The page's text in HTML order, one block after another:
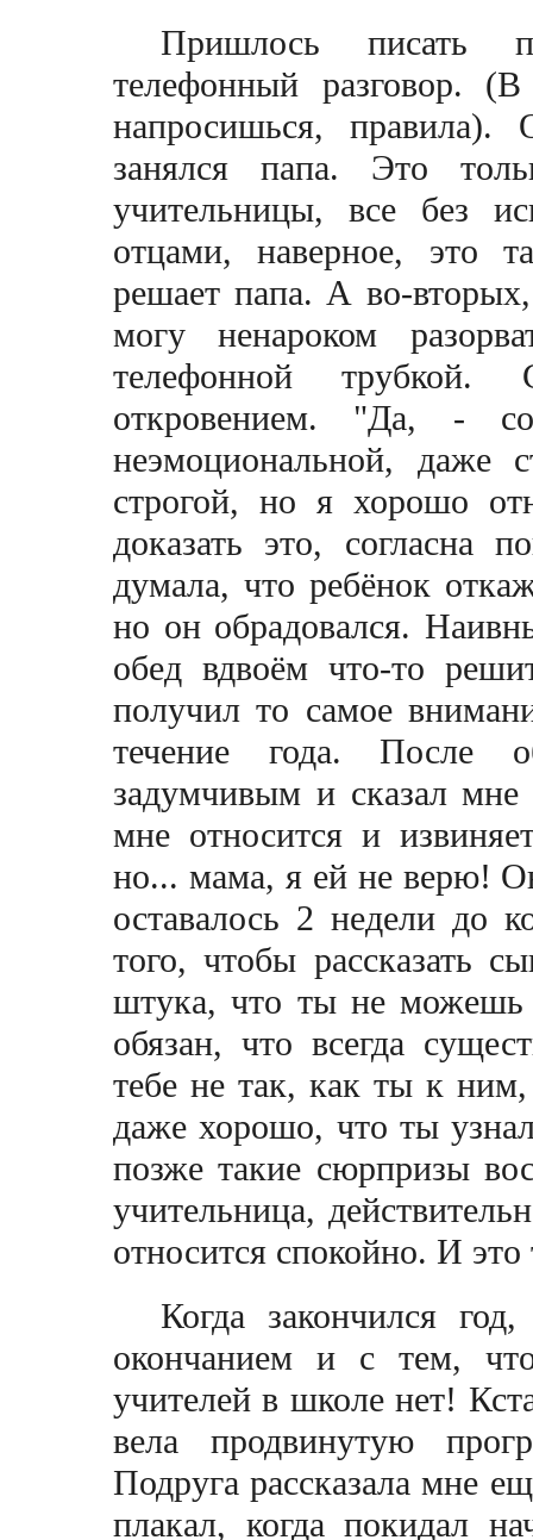
Пришлось писать
телефонный разговор.
напросишься, правила).
занялся папа. Это
учительницы, все без
отцами, наверное, это
решает папа. А во-
могу ненароком
телефонной трубкой.
откровением. "Да, -
неэмоциональной, даже
строгой, но я хорошо
доказать это, согласна
думала, что ребёнок
но он обрадовался.
обед вдвоём что-то
получил то самое
течение года. После
задумчивым и сказал
мне относится и
но... мама, я ей не верю!
оставалось 2 недели до
того, чтобы рассказать
штука, что ты не можешь
обязан, что всегда
тебе не так, как ты к
даже хорошо, что ты
позже такие сюрпризы
учительница,
относится спокойно. И
Когда закончился
окончанием и с тем,
учителей в школе нет!
вела продвинутую
Подруга рассказала мне
плакал, когда покидал